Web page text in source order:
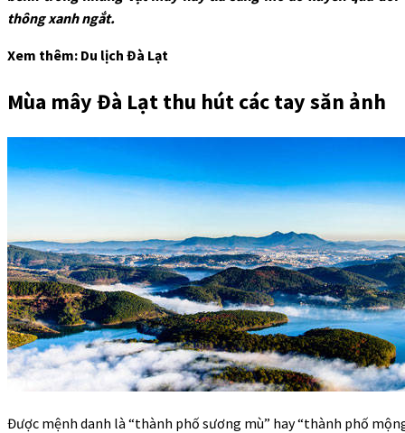
thông xanh ngắt.
Xem thêm: Du lịch Đà Lạt
Mùa mây Đà Lạt thu hút các tay săn ảnh
Được mệnh danh là “thành phố sương mù” hay “thành phố